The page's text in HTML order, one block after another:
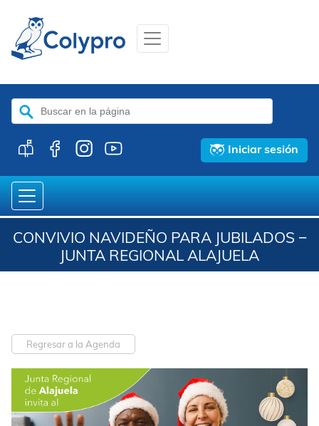
Buscar:
Iniciar sesión
CONVIVIO NAVIDEÑO PARA JUBILADOS −
JUNTA REGIONAL ALAJUELA
Regresar a la Agenda